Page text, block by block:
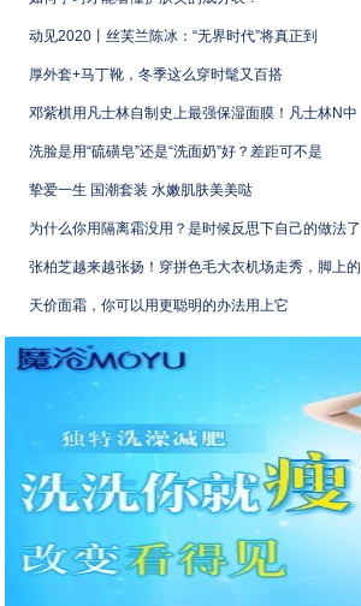
动见2020丨丝芙兰陈冰：“无界时代”将真正到
厚外套+马丁靴，冬季这么穿时髦又百搭
邓紫棋用凡士林自制史上最强保湿面膜！凡士林N中
洗脸是用“硫磺皂”还是“洗面奶”好？差距可不是
挚爱一生 国潮套装 水嫩肌肤美美哒
为什么你用隔离霜没用？是时候反思下自己的做法了
张柏芝越来越张扬！穿拼色毛大衣机场走秀，脚上的
天价面霜，你可以用更聪明的办法用上它